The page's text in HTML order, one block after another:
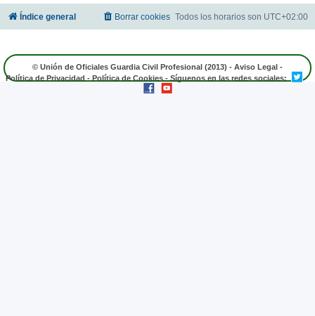
Índice general Todos los horarios son UTC+02:00
Borrar cookies
© Unión de Oficiales Guardia Civil Profesional (2013) - Aviso Legal -
Política de Privacidad-Política de Cookies- Síguenos en las redes sociales: